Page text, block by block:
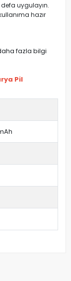
uygulayın.
hazır
fazla bilgi
Pil